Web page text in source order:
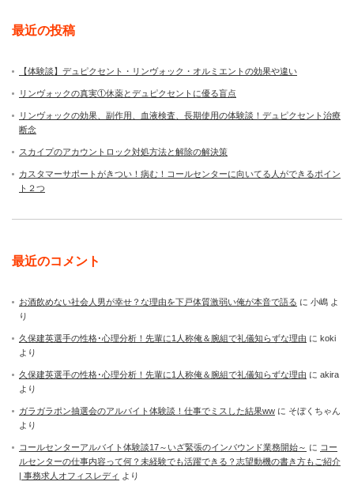
最近の投稿
【体験談】デュピクセント・リンヴォック・オルミエントの効果や違い
リンヴォックの真実①休薬とデュピクセントに優る盲点
リンヴォックの効果、副作用、血液検査、長期使用の体験談！デュピクセント治療
断念
スカイプのアカウントロック対処方法と解除の解決策
カスタマーサポートがきつい！病む！コールセンターに向いてる人ができるポイン
ト２つ
最近のコメント
お酒飲めない社会人男が幸せ？な理由を下戸体質激弱い俺が本音で語る に 小嶋 よ
り
久保建英選手の性格･心理分析！先輩に1人称俺＆腕組で礼儀知らずな理由 に koki
より
久保建英選手の性格･心理分析！先輩に1人称俺＆腕組で礼儀知らずな理由 に akira
より
ガラガラポン抽選会のアルバイト体験談！仕事でミスした結果ww に そぼくちゃん
より
コールセンターアルバイト体験談17～いざ緊張のインバウンド業務開始～ に コー
ルセンターの仕事内容って何？未経験でも活躍できる？志望動機の書き方もご紹介
| 事務求人オフィスレディ より